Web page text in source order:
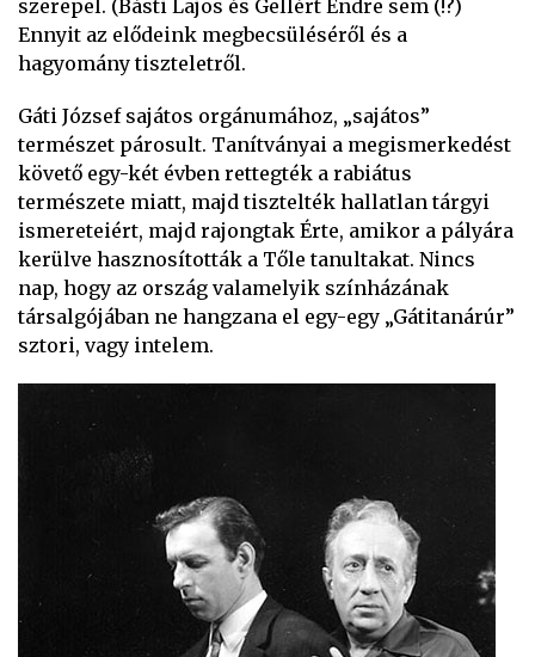
szerepel. (Básti Lajos és Gellért Endre sem (!?)
Ennyit az elődeink megbecsüléséről és a
hagyomány tiszteletről.
Gáti József sajátos orgánumához, „sajátos”
természet párosult. Tanítványai a megismerkedést
követő egy-két évben rettegték a rabiátus
természete miatt, majd tisztelték hallatlan tárgyi
ismereteiért, majd rajongtak Érte, amikor a pályára
kerülve hasznosították a Tőle tanultakat. Nincs
nap, hogy az ország valamelyik színházának
társalgójában ne hangzana el egy-egy „Gátitanárúr”
sztori, vagy intelem.